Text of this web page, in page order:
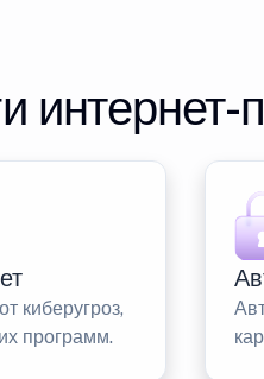
интернет-
киберугроз,
программ.